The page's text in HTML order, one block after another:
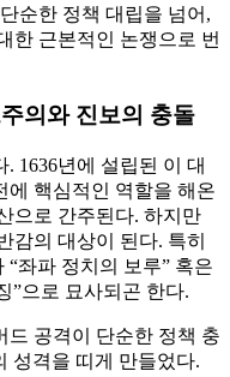
순한 정책 대립을 넘어,
한 근본적인 논쟁으로 번
의와 진보의 충돌
1636년에 설립된 이 대
에 핵심적인 역할을 해온
으로 간주된다. 하지만
감의 대상이 된다. 특히
좌파 정치의 보루” 혹은
”으로 묘사되곤 한다.
드 공격이 단순한 정책 충
성격을 띠게 만들었다.